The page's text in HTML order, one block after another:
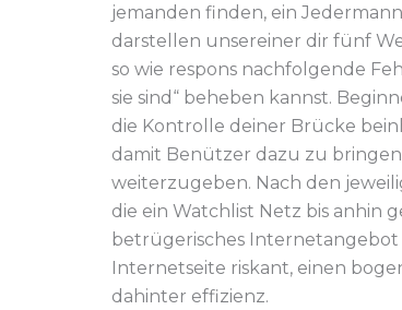
jemanden finden, ein
darstellen unsereiner dir fünf
so wie respons nachfolgende
sie sind“ beheben kannst.
die Kontrolle deiner Brücke
damit Benützer dazu zu
weiterzugeben. Nach den
die ein Watchlist Netz bis
betrügerisches Internetangebot
Internetseite riskant, einen
dahinter effizienz.